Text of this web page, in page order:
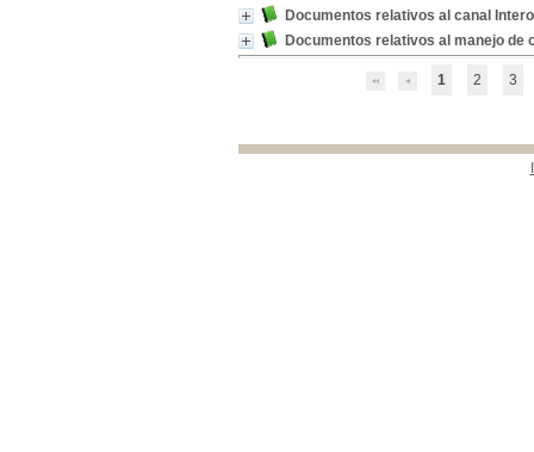
Documentos relativos al canal
Documentos relativos al manejo de
1 2 3
Colombia -Relaciones Exteriores -Informes
Colombia -Tratados Internacionales
Estados Unidos -Tratados Internacionales